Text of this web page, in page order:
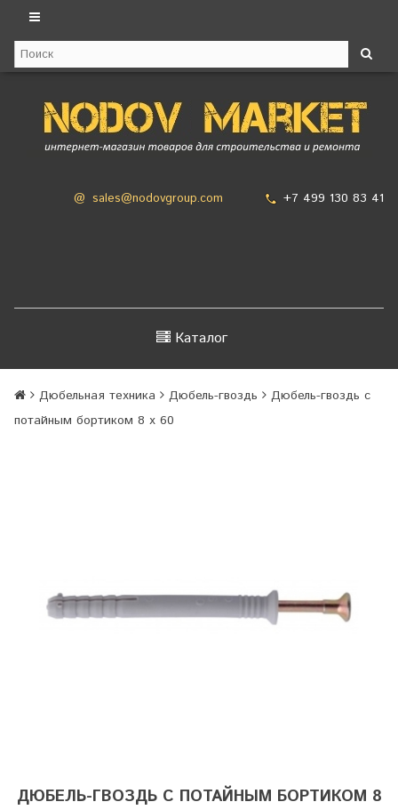
@ sales@nodovgroup.com +7 499 130 83 41
Каталог
Дюбельная техника Дюбель-гвоздь
Дюбель-гвоздь с
потайным бортиком 8 х 60
ДЮБЕЛЬ-ГВОЗДЬ С ПОТАЙНЫМ БОРТИКОМ 8